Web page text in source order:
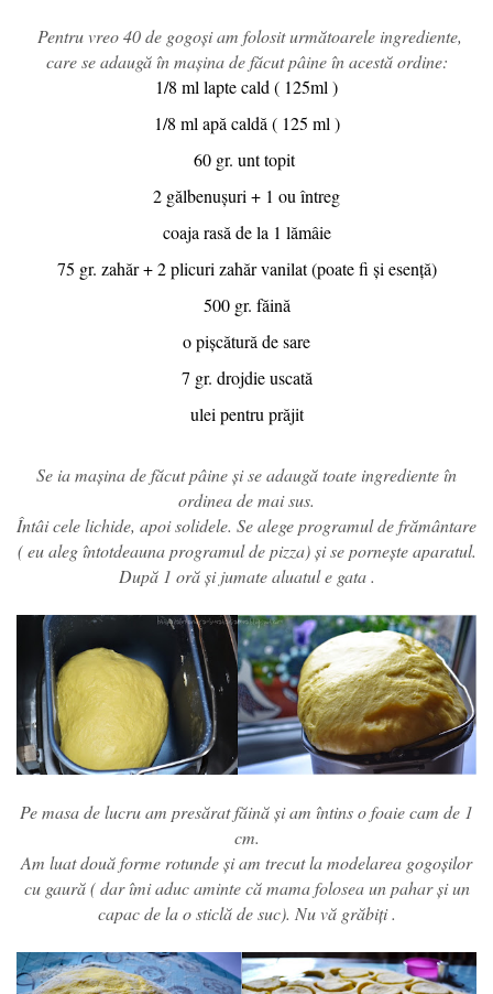
Pentru vreo 40 de gogoși am folosit următoarele ingrediente,
care se adaugă în mașina de făcut pâine în acestă ordine:
1/8 ml lapte cald ( 125ml )
1/8 ml apă caldă ( 125 ml )
60 gr. unt topit
2 gălbenușuri + 1 ou întreg
coaja rasă de la 1 lămâie
75 gr. zahăr + 2 plicuri zahăr vanilat (poate fi și esență)
500 gr. făină
o pișcătură de sare
7 gr. drojdie uscată
ulei pentru prăjit
Se ia mașina de făcut pâine și se adaugă toate ingrediente în
ordinea de mai sus.
Întâi cele lichide, apoi solidele. Se alege programul de frământare
( eu aleg întotdeauna programul de pizza) și se pornește aparatul.
După 1 oră și jumate aluatul e gata .
Pe masa de lucru am presărat făină și am întins o foaie cam de 1
cm.
Am luat două forme rotunde și am trecut la modelarea gogoșilor
cu gaură ( dar îmi aduc aminte că mama folosea un pahar și un
capac de la o sticlă de suc). Nu vă grăbiți .